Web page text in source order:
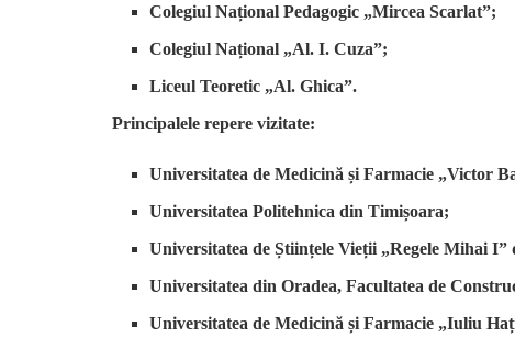
Colegiul Național Pedagogic „Mircea Scarlat”;
Colegiul Național „Al. I. Cuza”;
Liceul Teoretic „Al. Ghica”.
Principalele repere vizitate:
Universitatea de Medicină și Farmacie „Victor
Universitatea Politehnica din Timișoara;
Universitatea de Științele Vieții „Regele Mihai I”
Universitatea din Oradea, Facultatea de
Universitatea de Medicină și Farmacie „Iuliu